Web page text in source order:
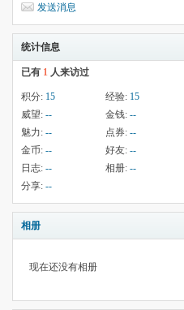
发送消息
统计信息
已有 1 人来访过
积分: 15 经验: 15
威望: -- 金钱: --
魅力: -- 点券: --
金币: -- 好友: --
日志: -- 相册: --
分享: --
相册
现在还没有相册